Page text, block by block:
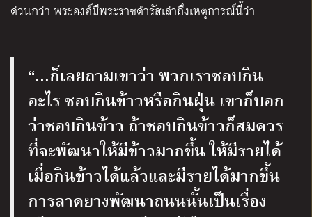
ด่วนกว่า พระองค์มีพระราชดำรัสเล่าถึงเหตุการณ์นี้ว่า
“…ก็เลยถามเขาว่า พวกเราชอบกิน
อะไร ชอบกินข้าวหรือกินฝุ่น เขาก็บอก
ว่าชอบกินข้าว ถ้าชอบกินข้าวก็สมควร
ที่จะพัฒนาให้มีข้าวมากขึ้น ให้มีรายได้
เมื่อกินข้าวได้แล้วและมีรายได้มากขึ้น
การลาดยางพัฒนาถนนนั้นเป็นเรื่อง